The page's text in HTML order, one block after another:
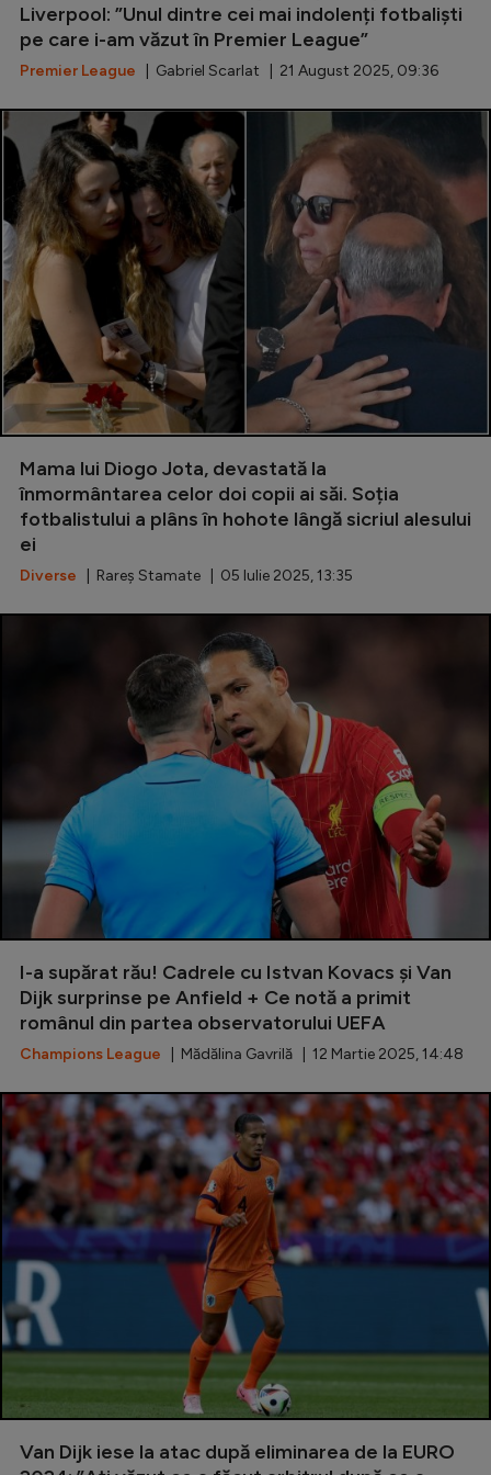
Natație
Formula 1
Auto
Rugby
Ciclism
Alte sporturi
JO 2024
JO 2026
Intră în cont
Creează cont
Liverpool: ”Unul dintre cei mai indolenți fotbaliști
pe care i-am văzut în Premier League”
Premier League | Gabriel Scarlat | 21 August 2025, 09:36
Mama lui Diogo Jota, devastată la
înmormântarea celor doi copii ai săi. Soția
fotbalistului a plâns în hohote lângă sicriul alesului
ei
Diverse | Rareș Stamate | 05 Iulie 2025, 13:35
I-a supărat rău! Cadrele cu Istvan Kovacs și Van
Dijk surprinse pe Anfield + Ce notă a primit
românul din partea observatorului UEFA
Champions League | Mădălina Gavrilă | 12 Martie 2025, 14:48
Van Dijk iese la atac după eliminarea de la EURO